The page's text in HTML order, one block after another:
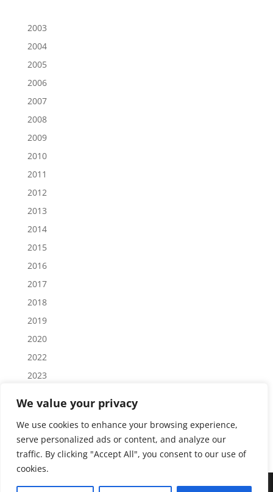
We value your privacy
We use cookies to enhance your browsing experience,
serve personalized ads or content, and analyze our
traffic. By clicking "Accept All", you consent to our use of
cookies.
2003
2004
2005
2006
2007
2008
2009
2010
2011
2012
2013
2014
2015
2016
2017
2018
2019
2020
2022
2023
2026